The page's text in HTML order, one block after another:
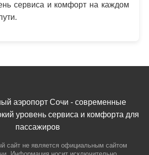
сервиса и комфорт на каждом
аэропорт Сочи - современные
уровень сервиса и комфорта для
пассажиров
сайт не является официальным сайтом